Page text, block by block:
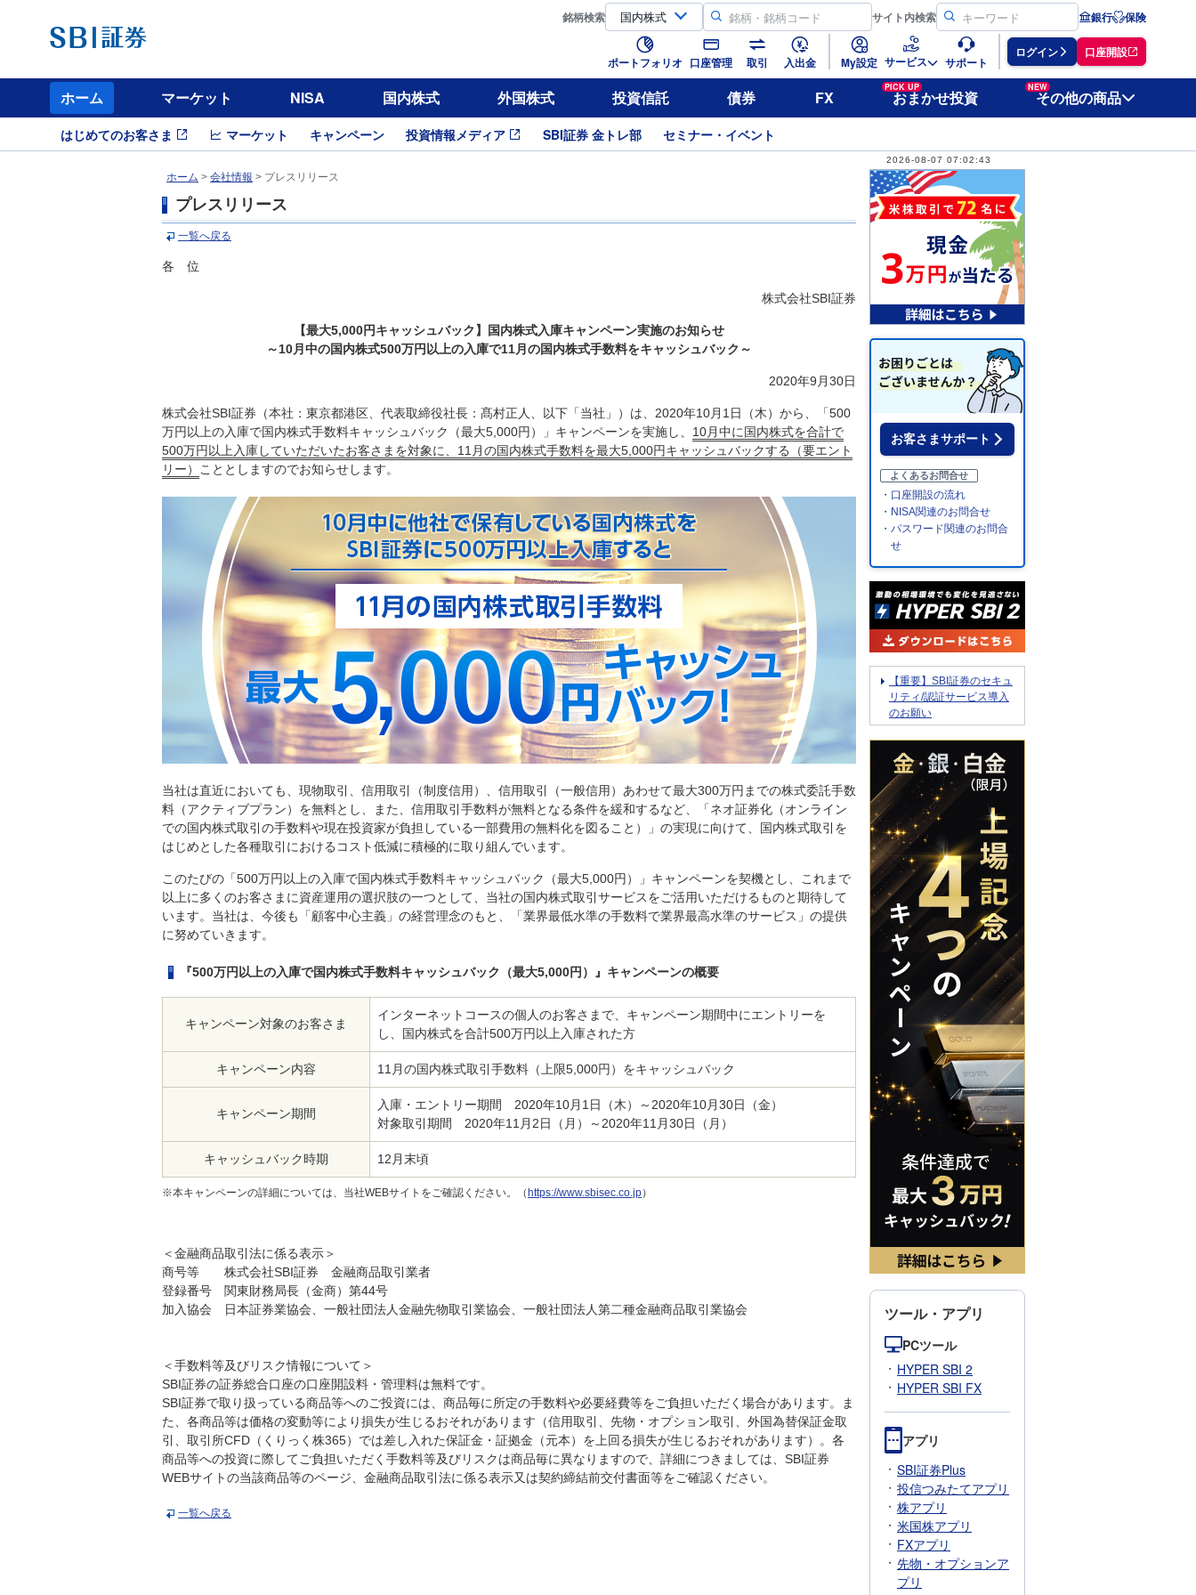
銘柄検索 サイト内検索 銀行 保険
ポートフォリオ 口座管理 取引 入出金 My設定 サービス サポート
ログイン 口座開設
ホーム マーケット NISA 国内株式 外国株式 投資信託 債券 FX
PICK UP
おまかせ投資
NEW
その他の商品
はじめてのお客さま マーケット キャンペーン 投資情報メディア SBI証券 金トレ部 セミナー・イベント
2026-08-07 07:02:43
ホーム > 会社情報 > プレスリリース
プレスリリース
一覧へ戻る
各 位
株式会社SBI証券
【最大5,000円キャッシュバック】国内株式入庫キャンペーン実施のお知らせ
～10月中の国内株式500万円以上の入庫で11月の国内株式手数料をキャッシュバック～
2020年9月30日
株式会社SBI証券（本社：東京都港区、代表取締役社長：髙村正人、以下「当社」）は、2020年10月1日（木）から、「500
万円以上の入庫で国内株式手数料キャッシュバック（最大5,000円）」キャンペーンを実施し、 10月中に国内株式を合計で
500万円以上入庫していただいたお客さまを対象に、11月の国内株式手数料を最大5,000円キャッシュバックする（要エント
リー）
こととしますのでお知らせします。
当社は直近においても、現物取引、信用取引（制度信用）、信用取引（一般信用）あわせて最大300万円までの株式委託手数
料（アクティブプラン）を無料とし、また、信用取引手数料が無料となる条件を緩和するなど、「ネオ証券化（オンライン
での国内株式取引の手数料や現在投資家が負担している一部費用の無料化を図ること）」の実現に向けて、国内株式取引を
はじめとした各種取引におけるコスト低減に積極的に取り組んでいます。
このたびの「500万円以上の入庫で国内株式手数料キャッシュバック（最大5,000円）」キャンペーンを契機とし、これまで
以上に多くのお客さまに資産運用の選択肢の一つとして、当社の国内株式取引サービスをご活用いただけるものと期待して
います。当社は、今後も「顧客中心主義」の経営理念のもと、「業界最低水準の手数料で業界最高水準のサービス」の提供
に努めていきます。
『500万円以上の入庫で国内株式手数料キャッシュバック（最大5,000円）』キャンペーンの概要
キャンペーン対象のお客さま
インターネットコースの個人のお客さまで、キャンペーン期間中にエントリーを
し、国内株式を合計500万円以上入庫された方
キャンペーン内容 11月の国内株式取引手数料（上限5,000円）をキャッシュバック
キャンペーン期間
入庫・エントリー期間 2020年10月1日（木）～2020年10月30日（金）
対象取引期間 2020年11月2日（月）～2020年11月30日（月）
キャッシュバック時期 12月末頃
※本キャンペーンの詳細については、当社WEBサイトをご確認ください。（ https://www.sbisec.co.jp）
＜金融商品取引法に係る表示＞
商号等 株式会社SBI証券 金融商品取引業者
登録番号 関東財務局長（金商）第44号
加入協会 日本証券業協会、一般社団法人金融先物取引業協会、一般社団法人第二種金融商品取引業協会
＜手数料等及びリスク情報について＞
SBI証券の証券総合口座の口座開設料・管理料は無料です。
SBI証券で取り扱っている商品等へのご投資には、商品毎に所定の手数料や必要経費等をご負担いただく場合があります。ま
た、各商品等は価格の変動等により損失が生じるおそれがあります（信用取引、先物・オプション取引、外国為替保証金取
引、取引所CFD（くりっく株365）では差し入れた保証金・証拠金（元本）を上回る損失が生じるおそれがあります）。各
商品等への投資に際してご負担いただく手数料等及びリスクは商品毎に異なりますので、詳細につきましては、SBI証券
WEBサイトの当該商品等のページ、金融商品取引法に係る表示又は契約締結前交付書面等をご確認ください。
一覧へ戻る
お客さまサポート
よくあるお問合せ
・口座開設の流れ
・NISA関連のお問合せ
・パスワード関連のお問合
せ
【重要】SBI証券のセキュ
リティ/認証サービス導入
のお願い
ツール・アプリ
PCツール
HYPER SBI 2
HYPER SBI FX
アプリ
SBI証券Plus
投信つみたてアプリ
株アプリ
米国株アプリ
FXアプリ
先物・オプションア
プリ